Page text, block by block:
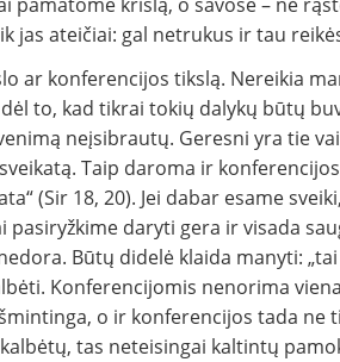
jas ateičiai: gal netrukus ir tau
ar konferencijos tikslą. Nereikia
to, kad tikrai tokių dalykų būtų
neįsibrautų. Ge­resni yra tie
Taip da­roma ir
(Sir 18, 20). Jei dabar esame
daryti gera ir visada
Būtų didelė klaida manyti:
Kon­ferencijomis nenorima
o ir konferencijos tada ne
tas neteisingai kaltintų